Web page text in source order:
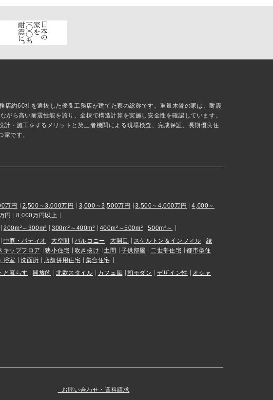
約60社を選抜した優良工務店が建てた家の総称です。重量木骨の家は、耐震
ら高い耐震性能を誇り、全棟で構造計算を実施し安全性を確認しています。
・施工をするメリットと第三者機関による現場検査、完成保証、長期優良住
です。
万円 2,500～3,000万円 3,000～3,500万円 3,500～4,000万円
4,000～
円
8,000万円以上
200m²～300m² 300m²～400m² 400m²～500m²
500m²～
中庭・パティオ 大空間 バルコニー 大開口 スケルトン＆インフィル
縁
キップフロア 狭小住宅 吹き抜け 土間 子供部屋 二世帯住宅
都市型住
浴室 洗面所 店舗併用住宅
集合住宅
と暮らす 開放的 北欧スタイル カフェ風 和モダン デザイン性
オシャ
お問い合わせ・資料請求